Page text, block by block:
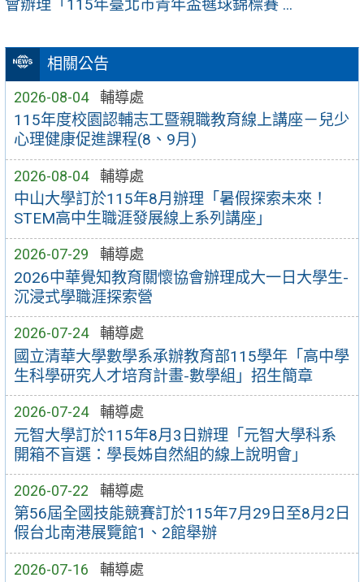
相關公告
2026-08-04 輔導處
115年度校園認輔志工暨親職教育線上講座－兒少
心理健康促進課程(8、9月)
2026-08-04 輔導處
中山大學訂於115年8月辦理「暑假探索未來！
STEM高中生職涯發展線上系列講座」
2026-07-29 輔導處
2026中華覺知教育關懷協會辦理成大一日大學生-
沉浸式學職涯探索營
2026-07-24 輔導處
國立清華大學數學系承辦教育部115學年「高中學
生科學研究人才培育計畫-數學組」招生簡章
2026-07-24 輔導處
元智大學訂於115年8月3日辦理「元智大學科系
開箱不盲選：學長姊自然組的線上說明會」
2026-07-22 輔導處
第56屆全國技能競賽訂於115年7月29日至8月2日
假台北南港展覽館1、2館舉辦
2026-07-16 輔導處
會辦理「115年臺北市青年盃毽球錦標賽 ...